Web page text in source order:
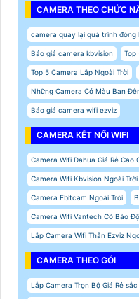
CAMERA THEO CHỨC
camera quay lại quá trình đóng
Báo giá camera kbvision Top
Top 5 Camera Lắp Ngoài Trời
Những Camera Có Màu Ban
Báo giá camera wifi ezviz
CAMERA KẾT NỐI WIFI
Camera Wifi Dahua Giá Rẻ Cao
Camera Wifi Kbvision Ngoài
Camera Ebitcam Ngoài Trời
Camera Wifi Vantech Có Báo
Lắp Camera Wifi Thân Ezviz
CAMERA THEO GÓI
Lắp Camera Trọn Bộ Giá Rẻ